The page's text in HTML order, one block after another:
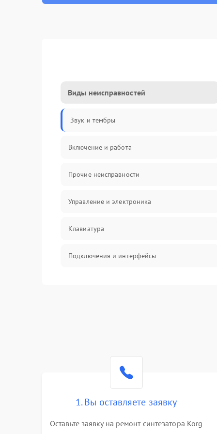
Виды неисправностей
Звук и тембры
Включение и работа
Прочие неисправности
Управление и электроника
Клавиатура
Подключения и интерфейсы
1. Вы оставляете заявку
Оставьте заявку на ремонт синтезатора Korg